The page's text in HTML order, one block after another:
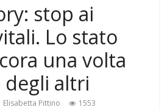
stop ai
Lo stato
una volta
degli altri
Elisabetta Pittino
1553